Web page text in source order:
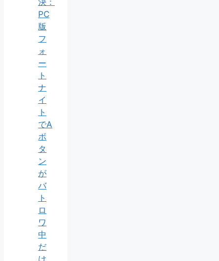
PC
版
フ
ォ
ー
ト
ナ
イ
ト
でA
ボ
タ
ン
が
バ
ト
ロ
ワ
中
だ
け